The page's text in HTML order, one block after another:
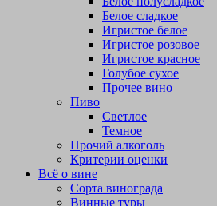
Белое сладкое
Игристое белое
Игристое розовое
Игристое красное
Голубое сухое
Прочее вино
Пиво
Светлое
Темное
Прочий алкоголь
Критерии оценки
Всё о вине
Сорта винограда
Винные туры